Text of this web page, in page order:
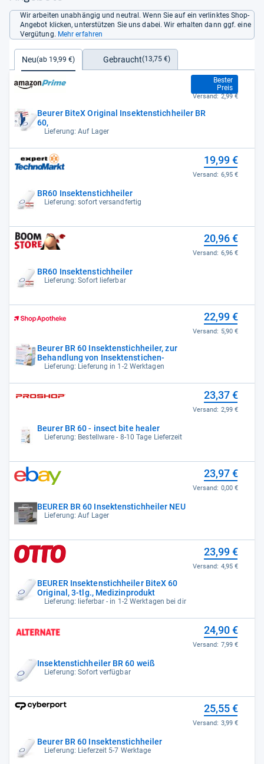
Wir arbeiten unabhängig und neutral. Wenn Sie auf ein verlinktes Shop-
Angebot klicken, unterstützen Sie uns dabei. Wir erhalten dann ggf. eine
Vergütung. Mehr erfahren
Neu(ab 19,99 €) Gebraucht(13,75 €)
Beurer BiteX Original Insektenstichheiler BR
60,
Lieferung: Auf Lager
Bester
Preis
19,99 €
Versand: 2,99 €
BR60 Insektenstichheiler
Lieferung: sofort versandfertig
19,99 €
Versand: 6,95 €
BR60 Insektenstichheiler
Lieferung: Sofort lieferbar
20,96 €
Versand: 6,96 €
Beurer BR 60 Insektenstichheiler, zur
Behandlung von Insektenstichen-
Lieferung: Lieferung in 1-2 Werktagen
22,99 €
Versand: 5,90 €
Beurer BR 60 - insect bite healer
Lieferung: Bestellware - 8-10 Tage Lieferzeit
23,37 €
Versand: 2,99 €
BEURER BR 60 Insektenstichheiler NEU
Lieferung: Auf Lager
23,97 €
Versand: 0,00 €
BEURER Insektenstichheiler BiteX 60
Original, 3-tlg., Medizinprodukt
Lieferung: lieferbar - in 1-2 Werktagen bei dir
23,99 €
Versand: 4,95 €
Insektenstichheiler BR 60 weiß
Lieferung: Sofort verfügbar
24,90 €
Versand: 7,99 €
Beurer BR 60 Insektenstichheiler
Lieferung: Lieferzeit 5-7 Werktage
25,55 €
Versand: 3,99 €